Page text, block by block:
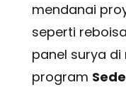
mendanai
seperti
panel surya
program